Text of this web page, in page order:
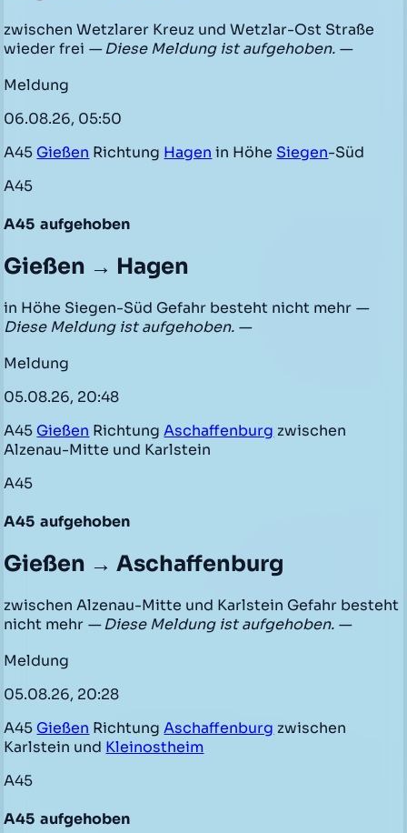
zwischen Wetzlarer Kreuz und Wetzlar-Ost Straße
wieder frei — Diese Meldung ist aufgehoben. —
Meldung
06.08.26, 05:50
A45 Gießen Richtung Hagen in Höhe Siegen-Süd
A45
A45 aufgehoben
Gießen → Hagen
in Höhe Siegen-Süd Gefahr besteht nicht mehr —
Diese Meldung ist aufgehoben. —
Meldung
05.08.26, 20:48
A45 Gießen RichtungAschaffenburg zwischen
Alzenau-Mitte und Karlstein
A45
A45 aufgehoben
Gießen → Aschaffenburg
zwischen Alzenau-Mitte und Karlstein Gefahr besteht
nicht mehr — Diese Meldung ist aufgehoben. —
Meldung
05.08.26, 20:28
A45 Gießen RichtungAschaffenburg zwischen
Karlstein und Kleinostheim
A45
A45 aufgehoben